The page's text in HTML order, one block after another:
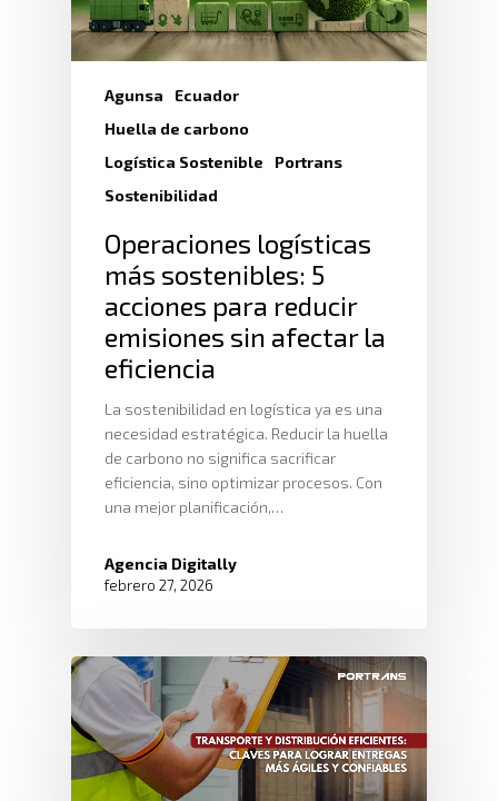
Agunsa
Ecuador
Huella de carbono
Logística Sostenible
Portrans
Sostenibilidad
Operaciones logísticas
más sostenibles: 5
acciones para reducir
emisiones sin afectar la
eficiencia
La sostenibilidad en logística ya es una
necesidad estratégica. Reducir la huella
de carbono no significa sacrificar
eficiencia, sino optimizar procesos. Con
una mejor planificación,…
Agencia Digitally
febrero 27, 2026
Nosotros
Nuestros Clientes
Servicios
Transporte Terrestre
Distribución De
Depósito Comercial
Servicio Aduanal
Servicio En
Contacto
LMS
Links De
Acceso A Proveedores
Políticas De Seguridad
Proveedores
Trabaja Con
Nosotros